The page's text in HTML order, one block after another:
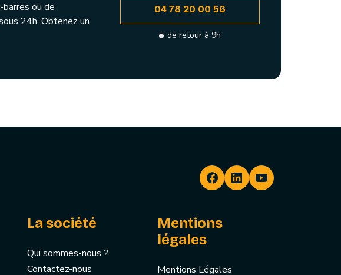
ou de
24h. Obtenez un
04 78 20 00 56
de retour à 9h
La société
Qui sommes-nous ?
Contactez-nous
Mentions
légales
Mentions Légales